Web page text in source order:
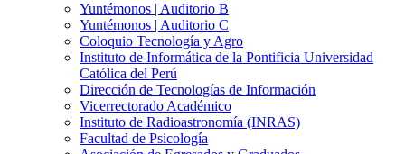
Yuntémonos | Auditorio B
Yuntémonos | Auditorio C
Coloquio Tecnología y Agro
Instituto de Informática de la Pontificia Universidad
Católica del Perú
Dirección de Tecnologías de Información
Vicerrectorado Académico
Instituto de Radioastronomía (INRAS)
Facultad de Psicología